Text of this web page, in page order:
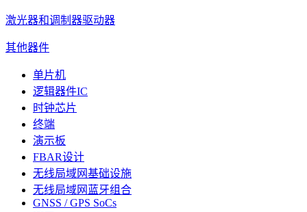
激光器和调制器驱动器
其他器件
单片机
逻辑器件IC
时钟芯片
终端
演示板
FBAR设计
无线局域网基础设施
无线局域网蓝牙组合
GNSS / GPS SoCs